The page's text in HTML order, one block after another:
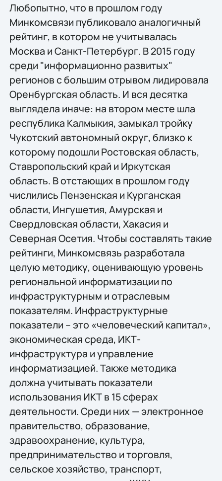
Любопытно, что в прошлом году
Минкомсвязи публиковало аналогичный
рейтинг, в котором не учитывалась
Москва и Санкт-Петербург. В 2015 году
среди "информационно развитых"
регионов с большим отрывом лидировала
Оренбургская область. И вся десятка
выглядела иначе: на втором месте шла
республика Калмыкия, замыкал тройку
Чукотский автономный округ, близко к
которому подошли Ростовская область,
Ставропольский край и Иркутская
область. В отстающих в прошлом году
числились Пензенская и Курганская
области, Ингушетия, Амурская и
Свердловская области, Хакасия и
Северная Осетия. Чтобы составлять такие
рейтинги, Минкомсвязь разработала
целую методику, оценивающую уровень
региональной информатизации по
инфраструктурным и отраслевым
показателям. Инфраструктурные
показатели – это «человеческий капитал»,
экономическая среда, ИКТ-
инфраструктура и управление
информатизацией. Также методика
должна учитывать показатели
использования ИКТ в 15 сферах
деятельности. Среди них — электронное
правительство, образование,
здравоохранение, культура,
предпринимательство и торговля,
сельское хозяйство, транспорт,